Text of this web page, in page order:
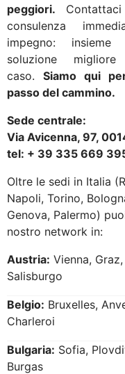
peggiori.
consulenza
impegno:
soluzione
caso. Siamo qui
passo del cammino.
Sede centrale:
Via Avicenna, 97,
tel: + 39 335 669
Oltre le sedi in Italia
Napoli, Torino,
Genova, Palermo)
nostro network in:
Austria: Vienna,
Salisburgo
Belgio: Bruxelles,
Charleroi
Bulgaria: Sofia,
Burgas